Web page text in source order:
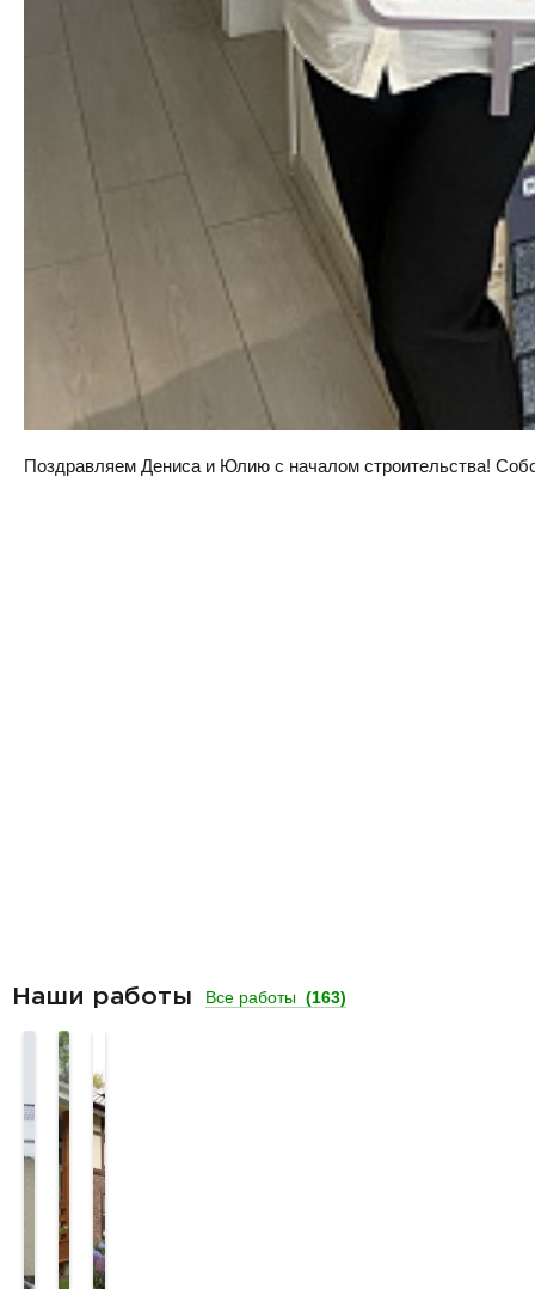
Поздравляем Дениса и Юлию с началом строительства!
Наши работы Все работы (163)